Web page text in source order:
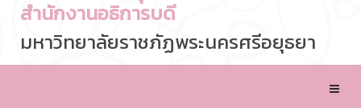
สำนักงานอธิการบดี
มหาวิทยาลัยราชภัฏพระนครศรีอยุธยา